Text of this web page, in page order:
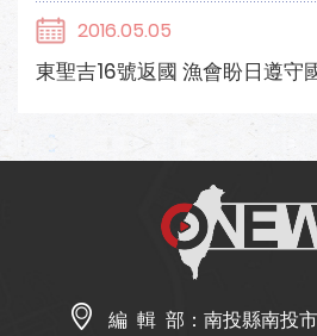
2016.05.05
東聖吉16號返國 漁會盼日遵守
編 輯 部： 南投縣南投